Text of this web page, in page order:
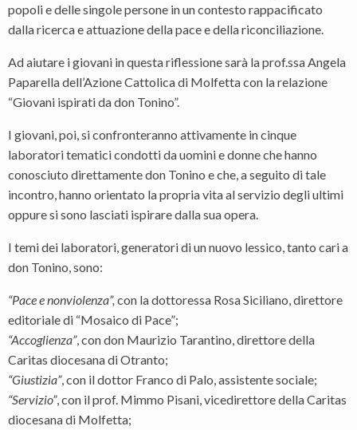
popoli e delle singole persone in un contesto rappacificato
dalla ricerca e attuazione della pace e della riconciliazione.
Ad aiutare i giovani in questa riflessione sarà la prof.ssa Angela
Paparella dell’Azione Cattolica di Molfetta con la relazione
“Giovani ispirati da don Tonino”.
I giovani, poi, si confronteranno attivamente in cinque
laboratori tematici condotti da uomini e donne che hanno
conosciuto direttamente don Tonino e che, a seguito di tale
incontro, hanno orientato la propria vita al servizio degli ultimi
oppure si sono lasciati ispirare dalla sua opera.
I temi dei laboratori, generatori di un nuovo lessico, tanto cari a
don Tonino, sono:
“Pace e nonviolenza”, con la dottoressa Rosa Siciliano, direttore
editoriale di “Mosaico di Pace”;
“Accoglienza”, con don Maurizio Tarantino, direttore della
Caritas diocesana di Otranto;
“Giustizia”, con il dottor Franco di Palo, assistente sociale;
“Servizio”, con il prof. Mimmo Pisani, vicedirettore della Caritas
diocesana di Molfetta;